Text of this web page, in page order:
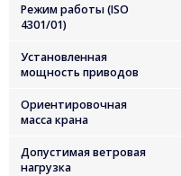
Режим работы (ISO
4301/01)
Установленная
мощность приводов
Ориентировочная
масса крана
Допустимая ветровая
нагрузка